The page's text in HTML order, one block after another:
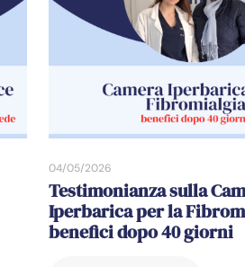
04/05/2026
Testimonianza sulla
Iperbarica per la
benefici dopo 40 giorni